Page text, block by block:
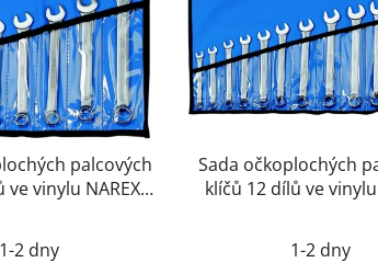
palcových
ve vinylu NAREX
1-2 dny
Sada očkoplochých
klíčů 12 dílů ve vinylu
1-2 dny